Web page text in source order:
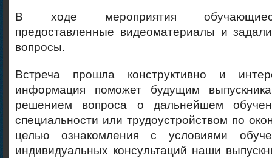
В ходе мероприятия
предоставленные видеоматериалы и
вопросы.
Встреча прошла конструктивно и
информация поможет будущим
решением вопроса о дальнейшем
специальности или трудоустройством по
целью ознакомления с условиями
индивидуальных консультаций наши